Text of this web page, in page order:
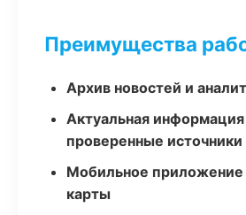
Преимущества
Архив новостей и
Актуальная
проверенные источники
Мобильное приложение
карты